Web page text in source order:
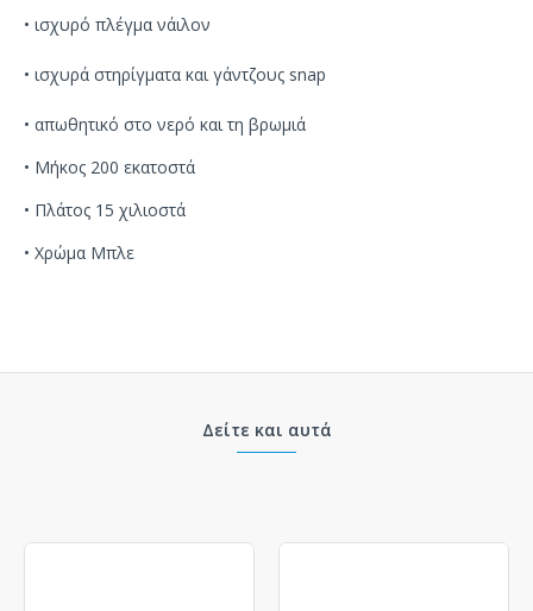
• ισχυρό πλέγμα νάιλον
• ισχυρά στηρίγματα και γάντζους snap
• απωθητικό στο νερό και τη βρωμιά
• Μήκος 200 εκατοστά
• Πλάτος 15 χιλιοστά
• Χρώμα Μπλε
Δείτε και αυτά